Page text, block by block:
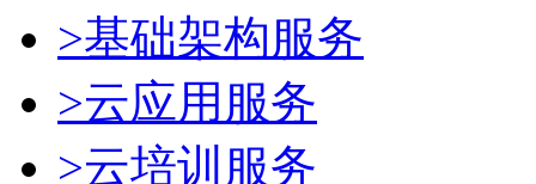
>基础架构服务
>云应用服务
>云培训服务